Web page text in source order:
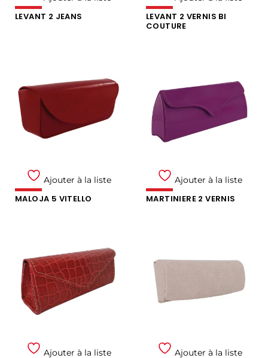
LEVANT 2 JEANS
LEVANT 2 VERNIS BI
COUTURE
Ajouter à la liste
MALOJA 5 VITELLO
Ajouter à la liste
MARTINIERE 2 VERNIS
Ajouter à la liste Ajouter à la liste